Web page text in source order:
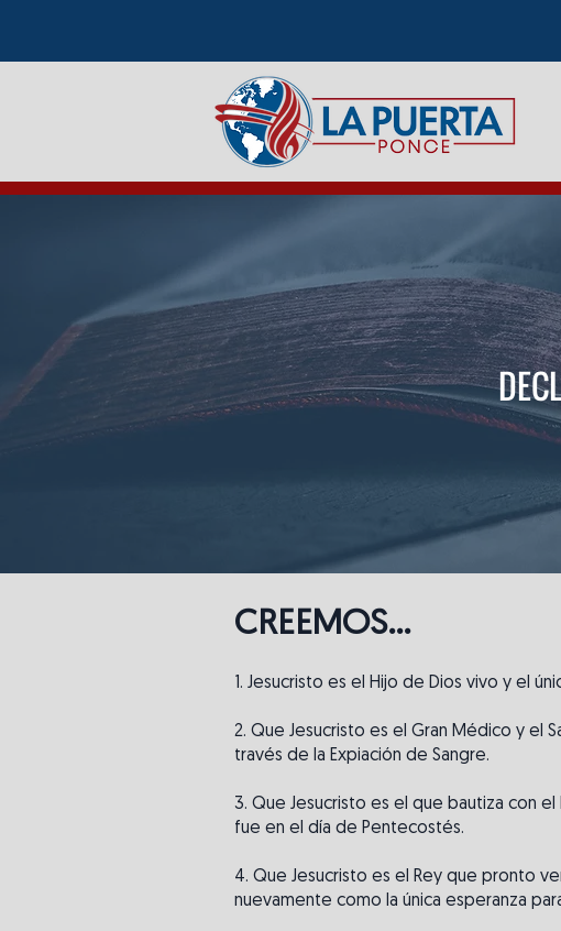
CREEMOS...
1. Jesucristo es el Hijo de Dios vivo y el
2. Que Jesucristo es el Gran Médico y el
través de la Expiación de Sangre.
3. Que Jesucristo es el que bautiza con el
fue en el día de Pentecostés.
4. Que Jesucristo es el Rey que pronto
nuevamente como la única esperanza